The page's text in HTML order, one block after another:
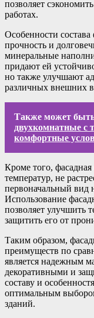
позволяет
работах.
Особенности
прочность и
минеральные
придают ей
но также улучшают
различных внешних
Также может быть
двухкомнатные с
комфортные
Кроме того,
температур, не
первоначальный вид
Использование
позволяет улучшить
защитить его от
Таким образом,
преимуществ по
является надежным
декоративными и
составу и
оптимальным
зданий.